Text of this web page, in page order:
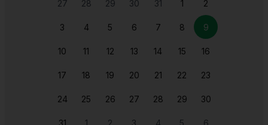
Abendmahlssaal auf dem Berg Zion in Jerusalem -
traditioneller Ort des Letzten Abendmahls.